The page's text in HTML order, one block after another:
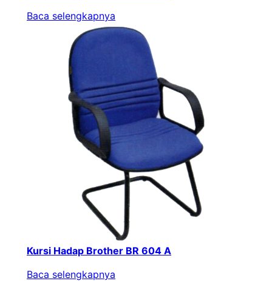
Baca selengkapnya
Kursi Hadap Brother BR 604 A
Baca selengkapnya